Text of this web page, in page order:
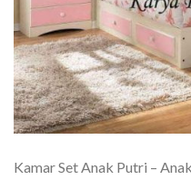
Kamar Set Anak Putri –